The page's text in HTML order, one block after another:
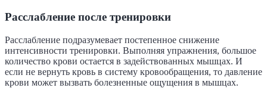
Расслабление после тренировки
Расслабление подразумевает постепенное снижение
интенсивности тренировки. Выполняя упражнения, большое
количество крови остается в задействованных мышцах. И
если не вернуть кровь в систему кровообращения, то давление
крови может вызвать болезненные ощущения в мышцах.